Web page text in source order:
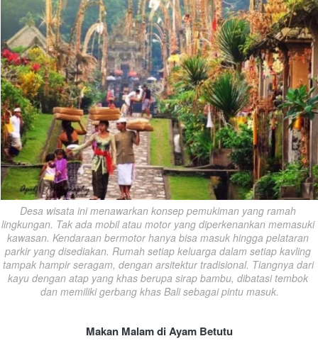
Desa wisata ini menawarkan konsep pemukiman yang ramah
lingkungan. Tak ada mobil atau motor yang diperkenankan memasuki
kawasan. Kendaraan bermotor hanya bisa masuk hingga pelataran
parkir yang disediakan. Rumah setiap keluarga dalam setiap kavling
tampak hampir seragam, dengan arsitektur tradisional. Tiangnya dari
kayu dengan atap yang khas berupa sirap bambu, dibatasi tembok
dan memiliki gerbang khas Bali sebagai pintu masuk.
Makan Malam di Ayam Betutu